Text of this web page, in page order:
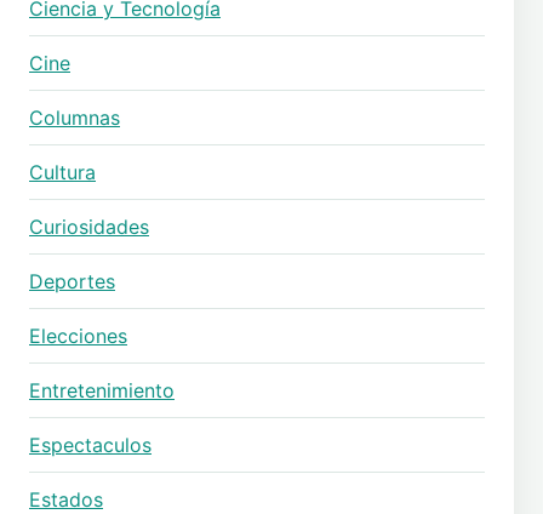
Ciencia y Tecnología
Cine
Columnas
Cultura
Curiosidades
Deportes
Elecciones
Entretenimiento
Espectaculos
Estados